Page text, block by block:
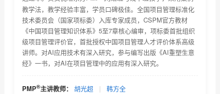
2018年项目管理认证考试时间安排及教材改版通知
关于项目管理系列职业资格认证考试考试费价格调整的
通...
2018年2月PMI全球认证人士及《项目管理知识体系指南
(P...
优培东方2018年9月8日项目管理资格认证考试的报名通
全球PMP认证人数2019年4月
教学法，教学经验丰富，学员口碑极佳。全国项目管理标准化
技术委员会（国家项标委）入库专家成员，CSPM官方教材
《中国项目管理知识体系》5至7章核心编审，项标委首批组织
级项目管理评价官，首批授权中国项目管理人才评价体系高级
讲师。对AI应用技术有深入研究，参与编写出版《AI重塑生意
经》一书，对AI在项目管理中的应用有深入研究。
PMP®主讲教师： 胡光超 | 韩方全